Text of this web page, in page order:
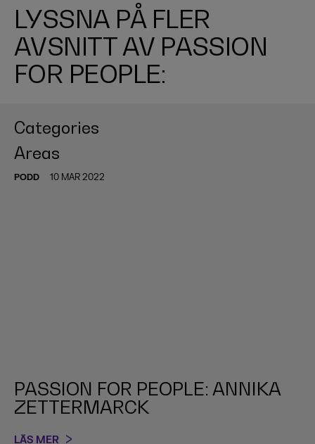
LYSSNA PÅ FLER
AVSNITT AV PASSION
FOR PEOPLE:
Categories
Areas
PODD 10 MAR 2022
PASSION FOR PEOPLE: ANNIKA
ZETTERMARCK
LÄS MER